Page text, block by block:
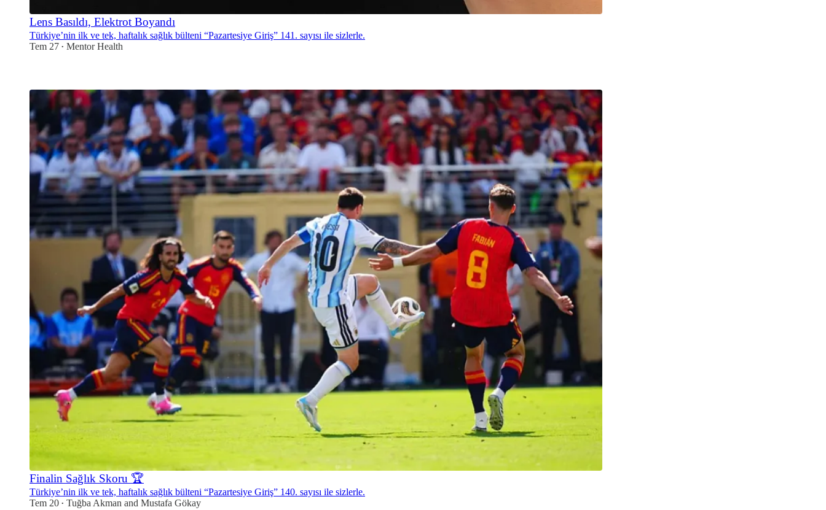
Lens Basıldı, Elektrot Boyandı
Türkiye’nin ilk ve tek, haftalık sağlık bülteni “Pazartesiye Giriş” 141. sayısı ile sizlerle.
Tem 27 • Mentor Health
Finalin Sağlık Skoru 🏆
Türkiye’nin ilk ve tek, haftalık sağlık bülteni “Pazartesiye Giriş” 140. sayısı ile sizlerle.
Tem 20 • Tuğba Akman and Mustafa Gökay